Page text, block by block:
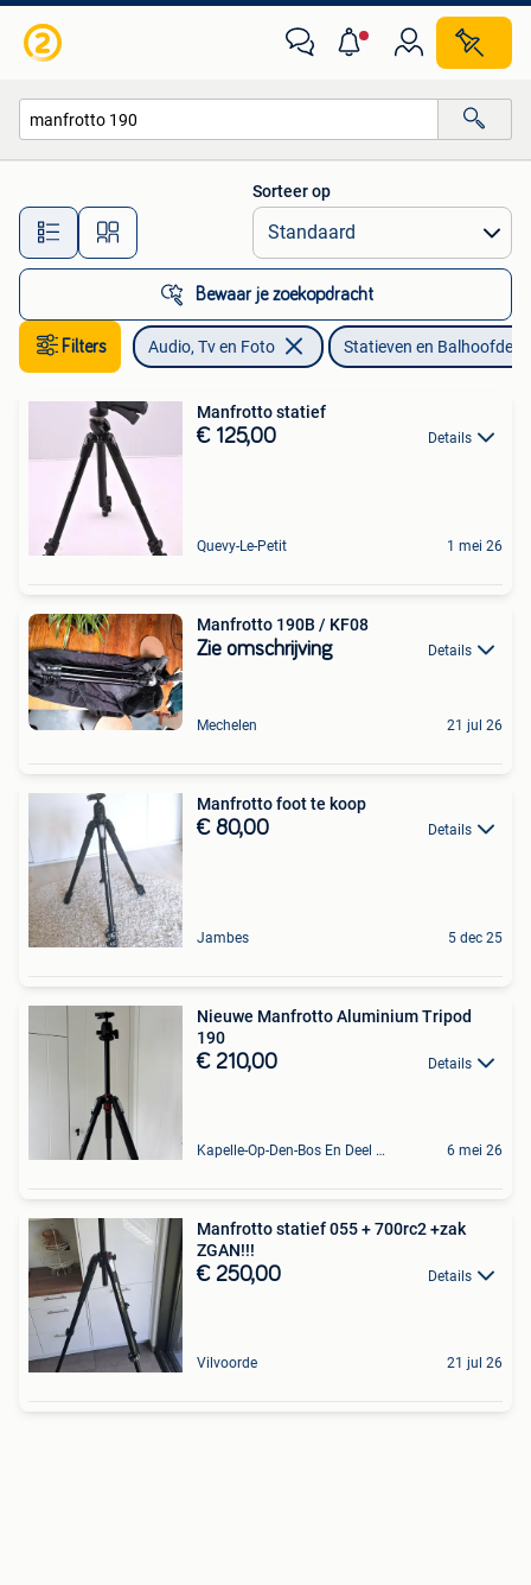
Alle afstanden…
Sorteer op
Bewaar je zoekopdracht
Filters Audio, Tv en Foto Statieven en Balhoofden
Manfrotto statief
€ 125,00 Details
Quevy-Le-Petit 1 mei 26
Manfrotto 190B / KF08
Zie omschrijving Details
Mechelen 21 jul 26
Manfrotto foot te koop
€ 80,00 Details
Jambes 5 dec 25
Nieuwe Manfrotto Aluminium Tripod
190
€ 210,00 Details
Kapelle-Op-Den-Bos En Deel Van Zemst 6 mei 26
Manfrotto statief 055 + 700rc2 +zak
ZGAN!!!
€ 250,00 Details
Vilvoorde 21 jul 26